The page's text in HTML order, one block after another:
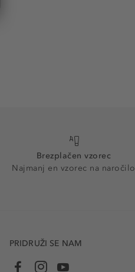
Brezplačen vzorec
Najmanj en vzorec na naročilo
PRIDRUŽI SE NAM